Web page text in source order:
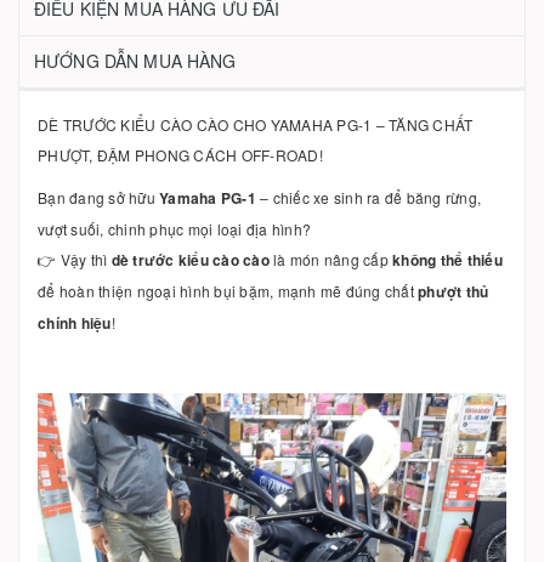
ĐIỀU KIỆN MUA HÀNG ƯU ĐÃI
HƯỚNG DẪN MUA HÀNG
DÈ TRƯỚC KIỂU CÀO CÀO CHO YAMAHA PG-1 – TĂNG CHẤT
PHƯỢT, ĐẬM PHONG CÁCH OFF-ROAD!
Bạn đang sở hữu Yamaha PG-1 – chiếc xe sinh ra để băng rừng,
vượt suối, chinh phục mọi loại địa hình?
👉 Vậy thì dè trước kiểu cào càolà món nâng cấpkhông thể thiếu
để hoàn thiện ngoại hình bụi bặm, mạnh mẽ đúng chấtphượt thủ
chính hiệu!